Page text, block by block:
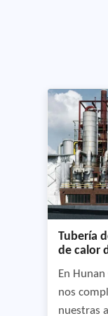
Tubería
de calor
de la
En
nos
nuestras